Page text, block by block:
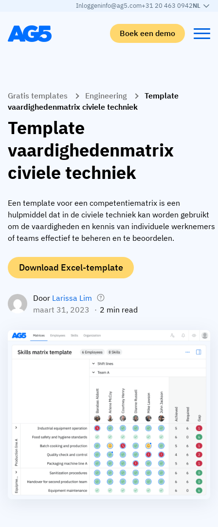
Inloggeninfo@ag5.com+31 20 463 0942NL
Boek een demo
Skills matrix
Skills matrix
Skills-bibliotheek
Competentiebeheer
AI skills merge
Personeel
Medewerkersprofiel
Certificaten & licenties
Inzetbaarheid van het personeel
Skill gap-analyse
Effectiviteit van trainingen
Compliance-dashboards
Prognoses & trends
Bekijk
Per branche
Auto-industrie
Voedingsmiddelen sector
Logistiek
Medische productie
Bekijk alle branches
Operationeel manager
Auditor
Automotive
Adient
Logistiek
Base Logistics
Intersnack
Syngenta
Chemisch
Canpack
Vista
19 maart 2026
Leren
AG5 blog
White papers
Partner programma
Webinars
Ondersteuning
Klantsucces
AG5-status
Gratis templates Engineering
Template
vaardighedenmatrix civiele techniek
Template
vaardighedenmatrix
civiele techniek
Een template voor een competentiematrix is een
hulpmiddel dat in de civiele techniek kan worden gebruikt
om de vaardigheden en kennis van individuele werknemers
of teams effectief te beheren en te beoordelen.
Download Excel-template
Door Larissa Lim
maart 31, 2023
2 min read